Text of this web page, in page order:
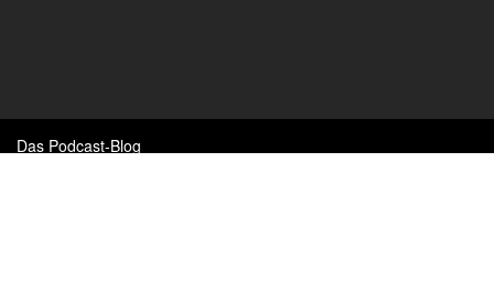
Das Podcast-Blog